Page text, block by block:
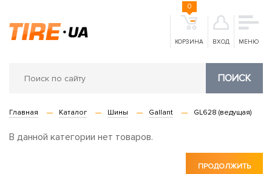
КОРЗИНА
0
ВХОД МЕНЮ
ПОИСК
Главная Каталог Шины Gallant GL628 (ведущая)
В данной категории нет товаров.
ПРОДОЛЖИТЬ